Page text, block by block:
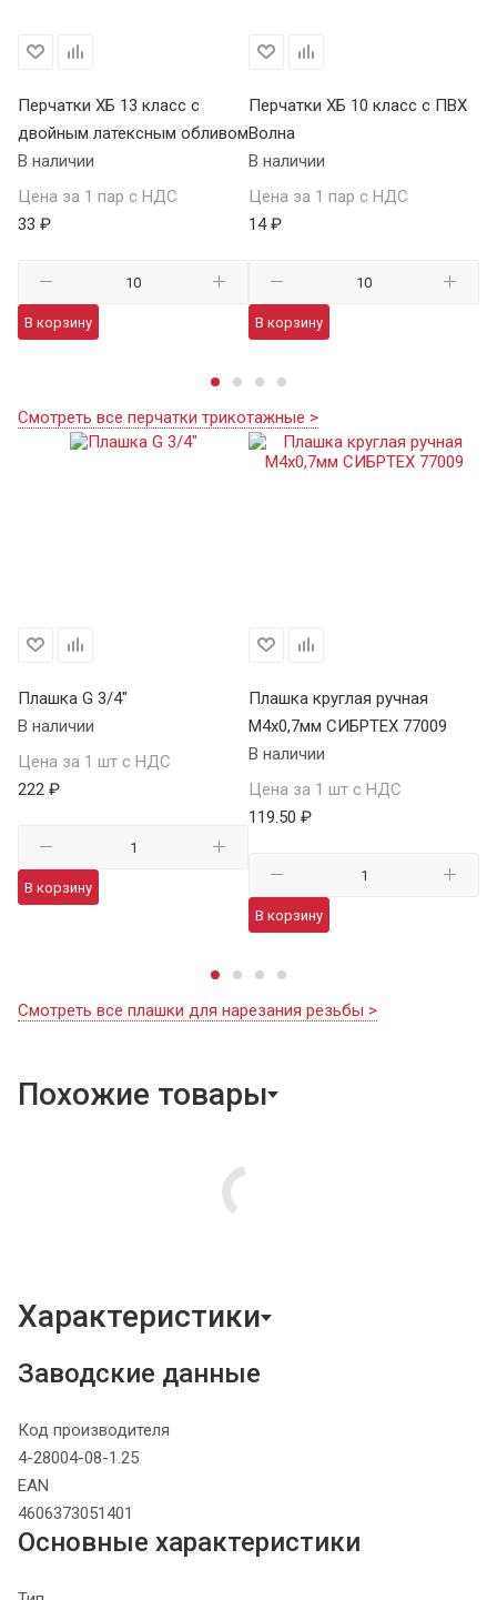
Перчатки ХБ 13 класс с
двойным латексным обливом
В наличии
Цена за 1 пар с НДС
33 ₽
В корзину
Перчатки ХБ 10 класс с ПВХ
Волна
В наличии
Цена за 1 пар с НДС
14 ₽
В корзину
Смотреть все перчатки трикотажные >
Плашка G 3/4"
В наличии
Цена за 1 шт с НДС
222 ₽
В корзину
Плашка круглая ручная
М4х0,7мм СИБРТЕХ 77009
В наличии
Цена за 1 шт с НДС
119.50 ₽
В корзину
Смотреть все плашки для нарезания резьбы >
Похожие товары
Характеристики
Заводские данные
Код производителя
4-28004-08-1.25
EAN
4606373051401
Основные характеристики